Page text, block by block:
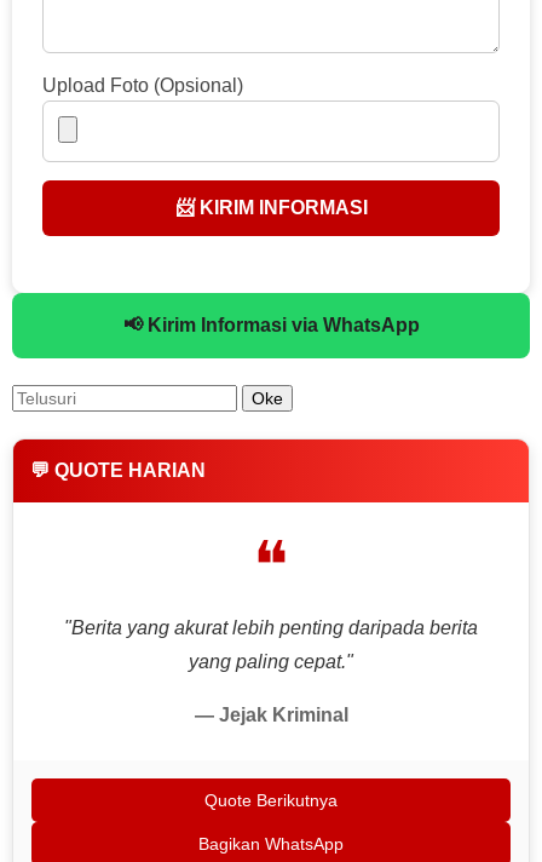
Upload Foto (Opsional)
📨 KIRIM INFORMASI
📢 Kirim Informasi via WhatsApp
💬 QUOTE HARIAN
❝
"Berita yang akurat lebih penting daripada berita
yang paling cepat."
— Jejak Kriminal
Quote Berikutnya
Bagikan WhatsApp